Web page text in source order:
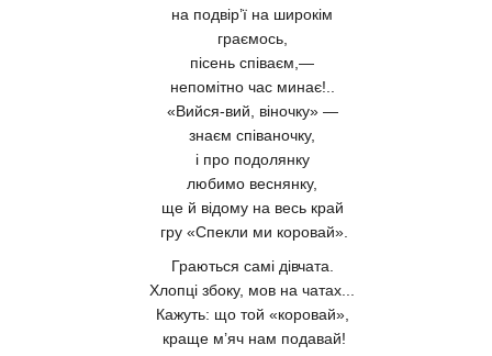
на подвір’ї на широкім
граємось,
пісень співаєм,—
непомітно час минає!..
«Вийся-вий, віночку» —
знаєм співаночку,
і про подолянку
любимо веснянку,
ще й відому на весь край
гру «Спекли ми коровай».
Граються самі дівчата.
Хлопці збоку, мов на чатах...
Кажуть: що той «коровай»,
краще м’яч нам подавай!